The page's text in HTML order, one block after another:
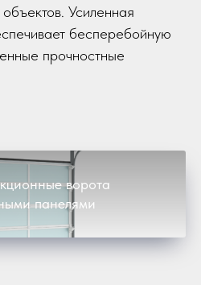
Усиленная
бесперебойную
прочностные
ворота
панелями